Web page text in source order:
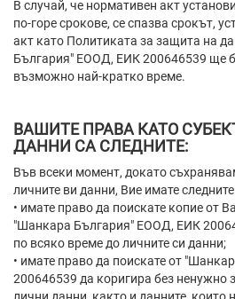
В случай, че нормативен акт
по-горе срокове, се спазва срокът,
акт като Политиката за защита на
България" ЕООД, ЕИК 200646539 ще
възможно най-кратко време.
ВАШИТЕ ПРАВА КАТО
ДАННИ СА СЛЕДНИТЕ:
Във всеки момент, докато
личните ви данни, Вие имате
• имате право да поискате копие от
"Шанкара България" ЕООД, ЕИК
по всяко време до личните си данни;
• имате право да поискате от
200646539 да коригира без ненужно